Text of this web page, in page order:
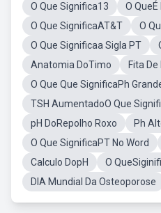
O Que Significa13
O QueÉ
O Que SignificaAT&T
O
O Que Significaa Sigla PT
Anatomia DoTimo
Fita De
O Que Que SignificaPh
TSH AumentadoO Que
pH DoRepolho Roxo
Ph
O Que SignificaPT No Word
Calculo DopH
O
DIA Mundial Da Osteoporose